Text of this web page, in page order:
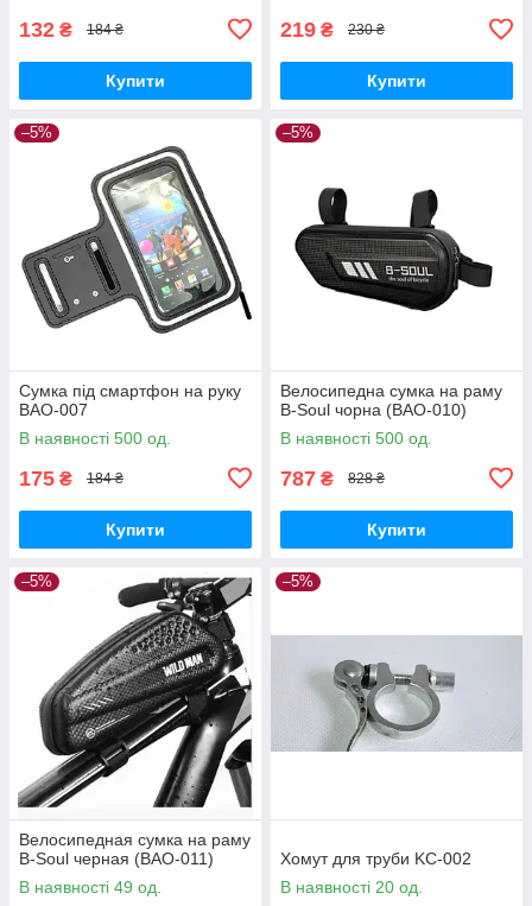
132 ₴ 184 ₴
Купити
219 ₴ 230 ₴
Купити
–5%
Сумка під смартфон на руку
BAO-007
В наявності 500 од.
175 ₴ 184 ₴
Купити
–5%
Велосипедна сумка на раму
B-Soul чорна (BAO-010)
В наявності 500 од.
787 ₴ 828 ₴
Купити
–5%
Велосипедная сумка на раму
B-Soul черная (BAO-011)
В наявності 49 од.
–5%
Хомут для труби KC-002
В наявності 20 од.